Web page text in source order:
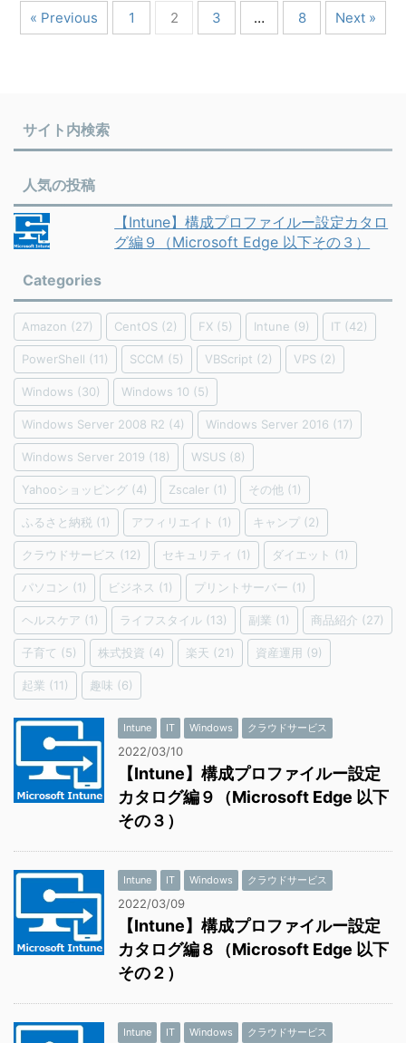
« Previous 1 2 3 … 8 Next »
サイト内検索
人気の投稿
【Intune】構成プロファイルー設定カタロ
グ編９（Microsoft Edge 以下その３）
Categories
Amazon (27) CentOS (2) FX (5) Intune (9) IT (42)
PowerShell (11) SCCM (5) VBScript (2) VPS (2)
Windows (30) Windows 10 (5)
Windows Server 2008 R2 (4) Windows Server 2016 (17)
Windows Server 2019 (18) WSUS (8)
Yahooショッピング (4) Zscaler (1) その他 (1)
ふるさと納税 (1) アフィリエイト (1) キャンプ (2)
クラウドサービス (12) セキュリティ (1) ダイエット (1)
パソコン (1) ビジネス (1) プリントサーバー (1)
ヘルスケア (1) ライフスタイル (13) 副業 (1) 商品紹介 (27)
子育て (5) 株式投資 (4) 楽天 (21) 資産運用 (9)
起業 (11) 趣味 (6)
Intune IT Windows クラウドサービス
2022/03/10
【Intune】構成プロファイルー設定
カタログ編９（Microsoft Edge 以下
その３）
Intune IT Windows クラウドサービス
2022/03/09
【Intune】構成プロファイルー設定
カタログ編８（Microsoft Edge 以下
その２）
Intune IT Windows クラウドサービス